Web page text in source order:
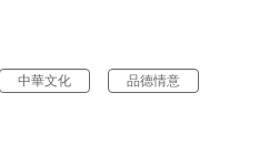
中華文化 品德情意